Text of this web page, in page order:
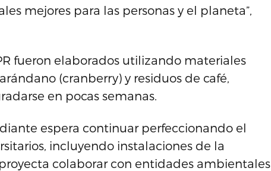
mejores para las personas y el planeta”,
fueron elaborados utilizando materiales
(cranberry) y residuos de café,
en pocas semanas.
espera continuar perfeccionando el
incluyendo instalaciones de la
colaborar con entidades ambientales